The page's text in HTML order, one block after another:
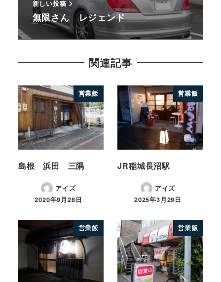
新しい投稿
無限さん レジェンド
関連記事
営業飯
島根 浜田 三隅
アイズ
2020年9月28日
営業飯
JR稲城長沼駅
アイズ
2025年3月29日
営業飯 営業飯